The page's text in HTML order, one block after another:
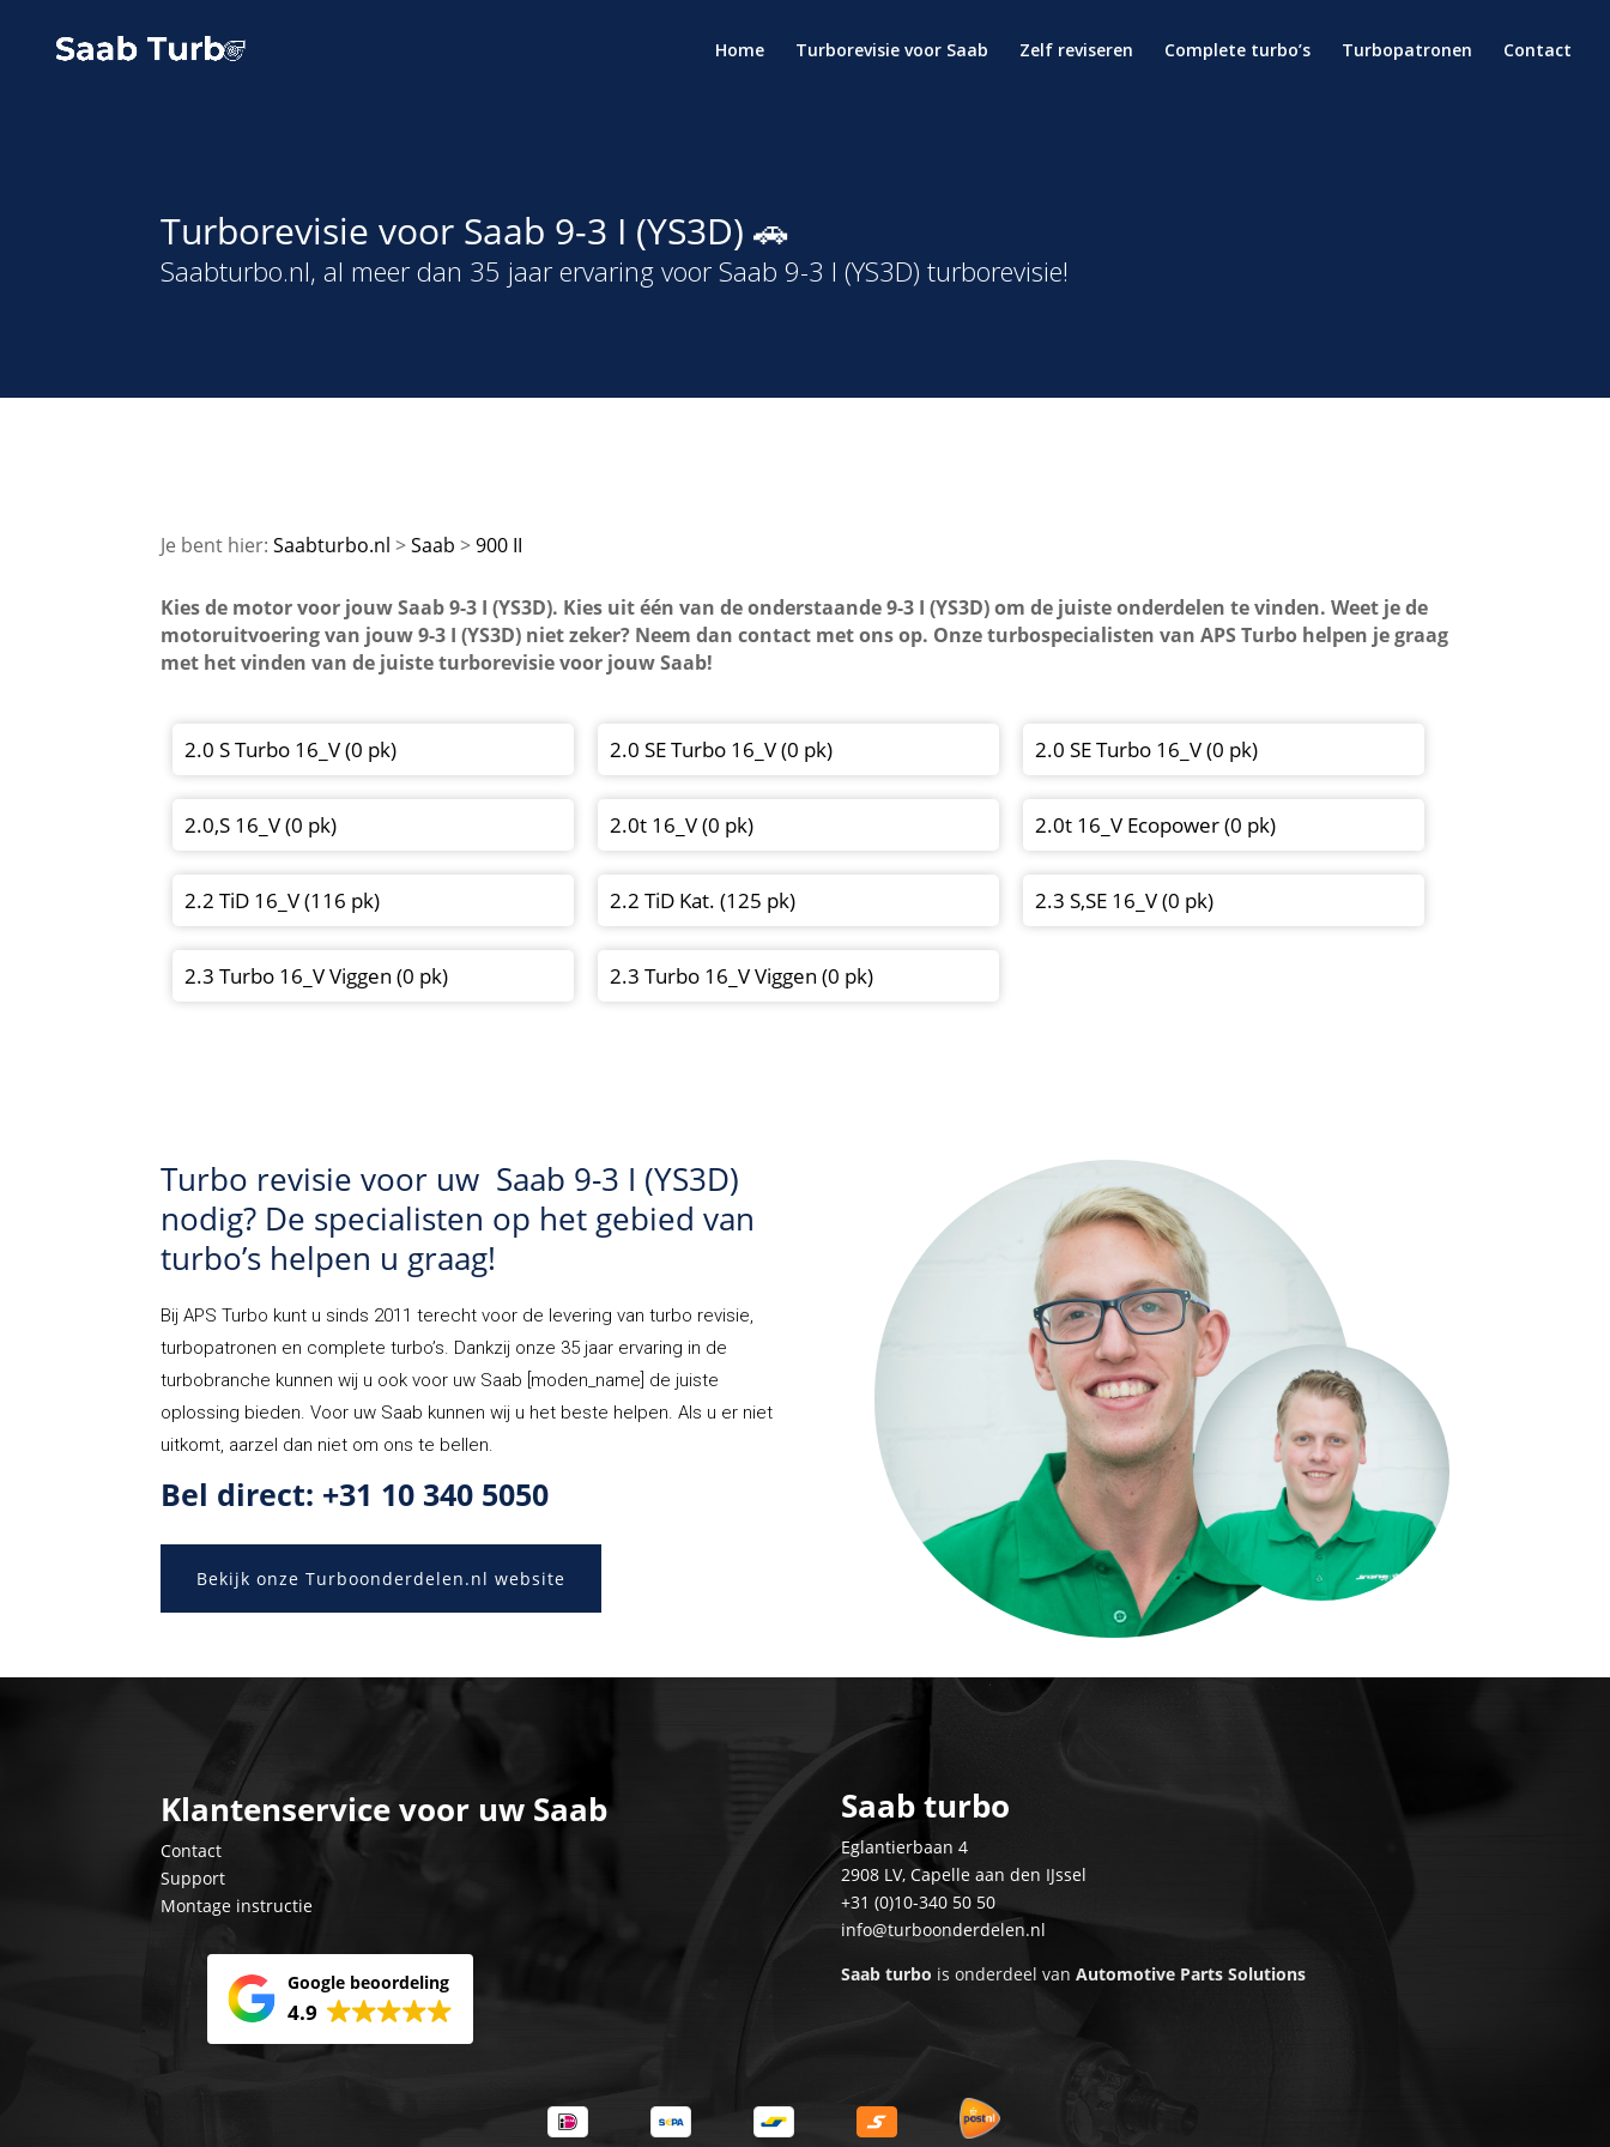
Home Turborevisie voor Saab Zelf reviseren Complete turbo’s Turbopatronen Contact
Turborevisie voor Saab 9-3 I (YS3D) 🚗
Saabturbo.nl, al meer dan 35 jaar ervaring voor Saab 9-3 I (YS3D) turborevisie!
Saabturbo.nl Saab 900 II
Kies de motor voor jouw Saab 9-3 I (YS3D). Kies uit één van de onderstaande 9-3 I (YS3D) om de juiste onderdelen te vinden. Weet je de
motoruitvoering van jouw 9-3 I (YS3D) niet zeker? Neem dan contact met ons op. Onze turbospecialisten van APS Turbo helpen je graag
met het vinden van de juiste turborevisie voor jouw Saab!
2.0 S Turbo 16_V (0 pk) 2.0 SE Turbo 16_V (0 pk) 2.0 SE Turbo 16_V (0 pk)
2.0,S 16_V (0 pk) 2.0t 16_V (0 pk) 2.0t 16_V Ecopower (0 pk)
2.2 TiD 16_V (116 pk) 2.2 TiD Kat. (125 pk) 2.3 S,SE 16_V (0 pk)
2.3 Turbo 16_V Viggen (0 pk) 2.3 Turbo 16_V Viggen (0 pk)
Turbo revisie voor uw Saab 9-3 I (YS3D)
nodig? De specialisten op het gebied van
turbo’s helpen u graag!
Bij APS Turbo kunt u sinds 2011 terecht voor de levering van turbo revisie,
turbopatronen en complete turbo’s. Dankzij onze 35 jaar ervaring in de
turbobranche kunnen wij u ook voor uw Saab [moden_name] de juiste
oplossing bieden. Voor uw Saab kunnen wij u het beste helpen. Als u er niet
uitkomt, aarzel dan niet om ons te bellen.
Bel direct: +31 10 340 5050
Bekijk onze Turboonderdelen.nl website
Klantenservice voor uw Saab
Contact
Support
Montage instructie
Google beoordeling
4.9
Saab turbo
Eglantierbaan 4
2908 LV, Capelle aan den IJssel
+31 (0)10-340 50 50
info@turboonderdelen.nl
Saab turbo is onderdeel van Automotive Parts Solutions